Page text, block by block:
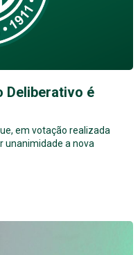
Deliberativo é
em votação realizada
unanimidade a nova